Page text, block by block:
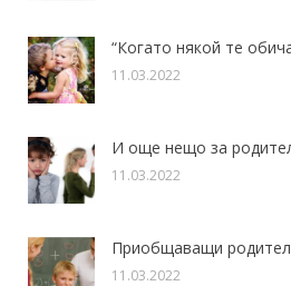
“Когато някой те
11.03.2022
И още нещо за
11.03.2022
Приобщаващи
11.03.2022